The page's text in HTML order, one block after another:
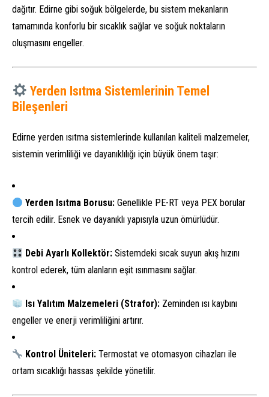
dağıtır. Edirne gibi soğuk bölgelerde, bu sistem mekanların
tamamında konforlu bir sıcaklık sağlar ve soğuk noktaların
oluşmasını engeller.
Yerden Isıtma Sistemlerinin Temel
Bileşenleri
Edirne yerden ısıtma sistemlerinde kullanılan kaliteli malzemeler,
sistemin verimliliği ve dayanıklılığı için büyük önem taşır:
Yerden Isıtma Borusu: Genellikle PE-RT veya PEX borular
tercih edilir. Esnek ve dayanıklı yapısıyla uzun ömürlüdür.
Debi Ayarlı Kollektör: Sistemdeki sıcak suyun akış hızını
kontrol ederek, tüm alanların eşit ısınmasını sağlar.
Isı Yalıtım Malzemeleri (Strafor): Zeminden ısı kaybını
engeller ve enerji verimliliğini artırır.
Kontrol Üniteleri: Termostat ve otomasyon cihazları ile
ortam sıcaklığı hassas şekilde yönetilir.